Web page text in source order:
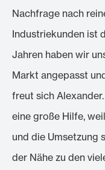
Nachfrage nach
Industriekunden ist
Jahren haben wir
Markt angepasst
freut sich Alexander.
eine große Hilfe,
und die Umsetzung
der Nähe zu den